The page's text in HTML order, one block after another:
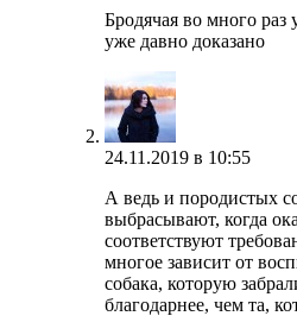
Бродячая во много раз
уже давно доказано
24.11.2019 в 10:55
А ведь и породистых
выбрасывают, когда
соответствуют
многое зависит от
собака, которую
благодарнее, чем та,